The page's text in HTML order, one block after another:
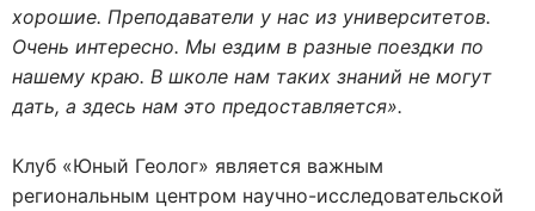
хорошие. Преподаватели у нас из университетов.
Очень интересно. Мы ездим в разные поездки по
нашему краю. В школе нам таких знаний не могут
дать, а здесь нам это предоставляется».
Клуб «Юный Геолог» является важным
региональным центром научно-исследовательской